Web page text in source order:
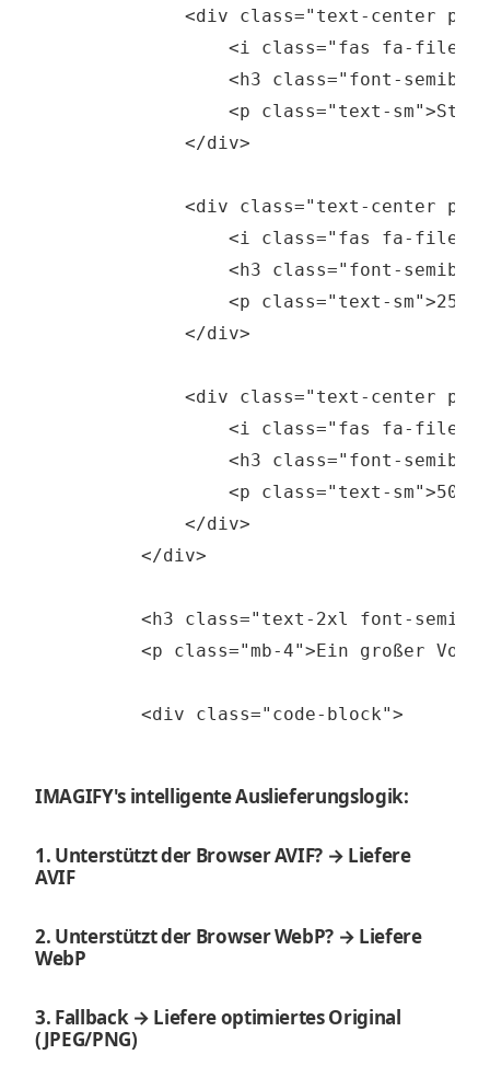
<div class="text-center p-6
<i class="fas fa-file-
<h3 class="font-
<p class="text-
            </div>
<div class="text-center p-
<i class="fas fa-file-
<h3 class="font-
<p class="text-sm">25%
            </div>
<div class="text-center p-
<i class="fas fa-file-
<h3 class="font-
<p class="text-sm">50%
            </div>
        </div>
<h3 class="text-2xl font-
<p class="mb-4">Ein großer
IMAGIFY's intelligente Auslieferungslogik:
1. Unterstützt der Browser AVIF? → Liefere
AVIF
2. Unterstützt der Browser WebP? → Liefere
WebP
3. Fallback → Liefere optimiertes Original
(JPEG/PNG)